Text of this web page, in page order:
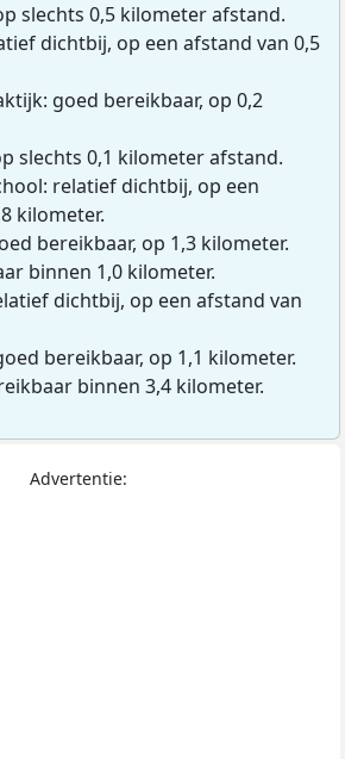
slechts 0,5 kilometer afstand.
dichtbij, op een afstand van 0,5
goed bereikbaar, op 0,2
slechts 0,1 kilometer afstand.
relatief dichtbij, op een
kilometer.
bereikbaar, op 1,3 kilometer.
binnen 1,0 kilometer.
dichtbij, op een afstand van
bereikbaar, op 1,1 kilometer.
binnen 3,4 kilometer.
Advertentie: